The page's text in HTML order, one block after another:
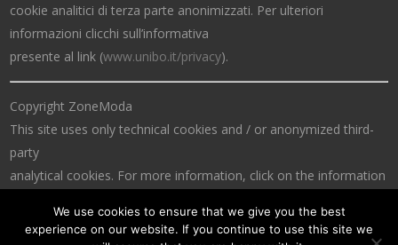
cookie analitici di terza parte anonimizzati. Per ulteriori
informazioni clicchi sull’informativa
presente al link (www.unibo.it/privacy).
Copyright ZoneModa
This site uses only technical cookies and / or anonymized third-
party
analytical cookies. For more information, click on the information
We use cookies to ensure that we give you the best
experience on our website. If you continue to use this site we